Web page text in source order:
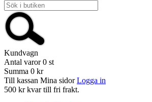
Kundvagn
Antal varor 0 st
Summa 0 kr
Till kassan Mina sidor Logga in
500 kr kvar till fri frakt.